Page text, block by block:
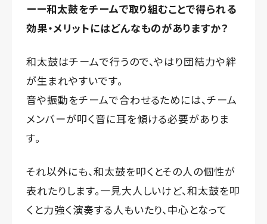
ーー和太鼓をチームで取り組むことで得られる
効果・メリットにはどんなものがありますか？
和太鼓はチームで行うので、やはり団結力や絆
が生まれやすいです。
音や振動をチームで合わせるためには、チーム
メンバーが叩く音に耳を傾ける必要がありま
す。
それ以外にも、和太鼓を叩くとその人の個性が
表れたりします。一見大人しいけど、和太鼓を叩
くと力強く演奏する人もいたり、中心となって